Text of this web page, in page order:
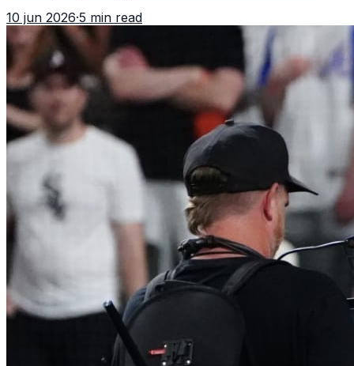
Inglaterra, Croacia y Ghana.
10 jun 2026·5 min read